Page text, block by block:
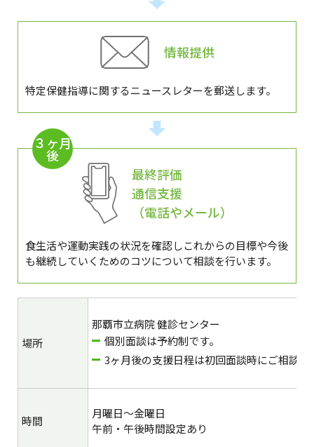
情報提供
特定保健指導に関するニュースレターを郵送します。
３ヶ月
後
最終評価
通信支援
（電話やメール）
食生活や運動実践の状況を確認しこれからの目標や今後
も継続していくためのコツについて相談を行います。
場所
那覇市立病院 健診センター
個別面談は予約制です。
3ヶ月後の支援日程は初回面談時にご相談の
時間
月曜日～金曜日
午前・午後時間設定あり